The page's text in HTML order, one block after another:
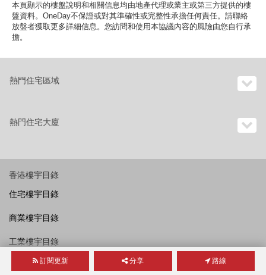
本頁顯示的樓盤說明和相關信息均由地產代理或業主或第三方提供的樓
盤資料。OneDay不保證或對其準確性或完整性承擔任何責任。請聯絡
放盤者獲取更多詳細信息。您訪問和使用本協議內容的風險由您自行承
擔。
訂閱更新 分享 路線
熱門住宅區域
熱門住宅大廈
香港樓宇目錄
住宅樓宇目錄
商業樓宇目錄
工業樓宇目錄